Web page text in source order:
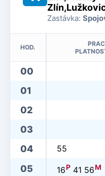
Zastávka:
HOD.
00
01
02
03
04
55
05 16P 41 56M